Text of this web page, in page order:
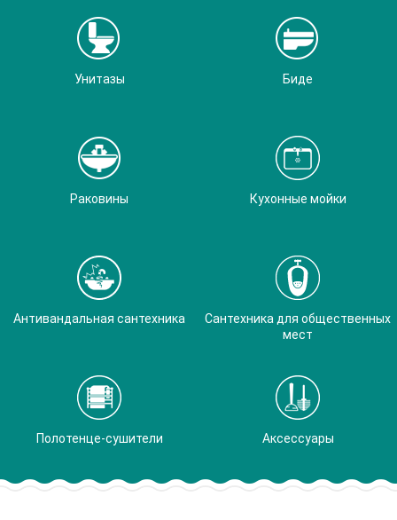
Унитазы Биде
Раковины Кухонные мойки
Антивандальная сантехника
Сантехника для общественных
мест
Полотенце-сушители Аксессуары